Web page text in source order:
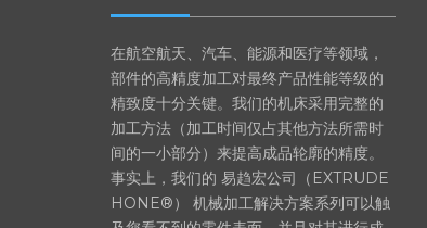
EXTRUDE HONE
在航空航天、汽车、能源和医疗等领域，
部件的高精度加工对最终产品性能等级的
精致度十分关键。我们的机床采用完整的
加工方法（加工时间仅占其他方法所需时
间的一小部分）来提高成品轮廓的精度。
事实上，我们的 易趋宏公司（EXTRUDE